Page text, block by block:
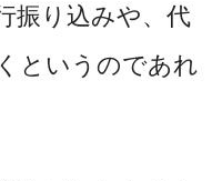
振り込みや、代
というのであれ